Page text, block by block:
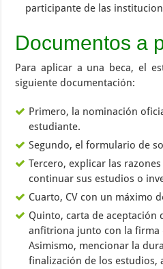
participante de las
Documentos a
Para aplicar a una beca, el
siguiente documentación:
Primero, la nominación
estudiante.
Segundo, el formulario de
Tercero, explicar las
continuar sus estudios o
Cuarto, CV con un máximo
Quinto, carta de aceptación
anfitriona junto con la firma
Asimismo, mencionar la
finalización de los estudios,